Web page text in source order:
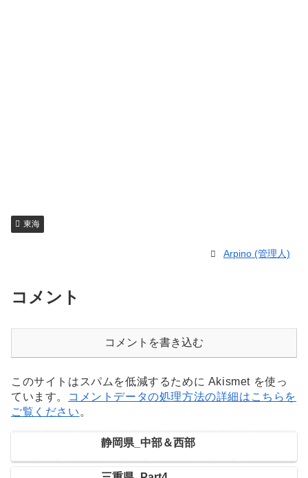
東海
Arpino (管理人)
コメント
コメントを書き込む
このサイトはスパムを低減するために Akismet を使っ
ています。
コメントデータの処理方法の詳細はこちらを
ご覧ください 。
静岡県_中部＆西部